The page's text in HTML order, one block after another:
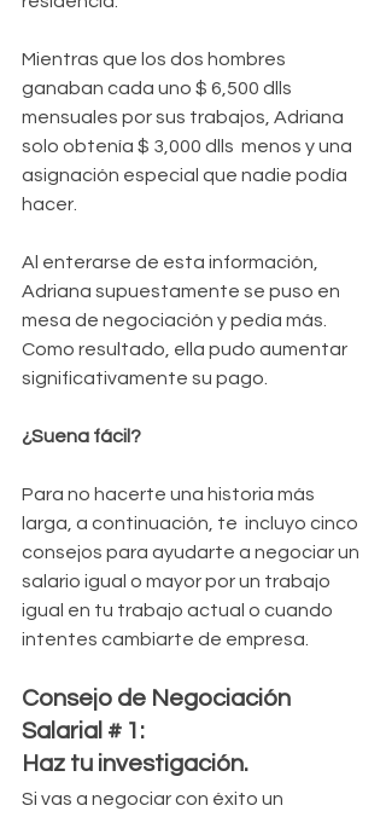
Mientras que los dos hombres
ganaban cada uno $ 6,500 dlls
mensuales por sus trabajos, Adriana
solo obtenía $ 3,000 dlls  menos y una
asignación especial que nadie podía
hacer.
Al enterarse de esta información,
Adriana supuestamente se puso en
mesa de negociación y pedía más.
Como resultado, ella pudo aumentar
significativamente su pago.
¿Suena fácil?
Para no hacerte una historia más
larga, a continuación, te  incluyo cinco
consejos para ayudarte a negociar un
salario igual o mayor por un trabajo
igual en tu trabajo actual o cuando
intentes cambiarte de empresa.
Consejo de Negociación
Salarial # 1:
Haz tu investigación.
Si vas a negociar con éxito un